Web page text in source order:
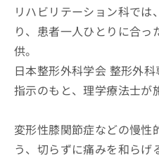
リハビリテーション科では
り、患者一人ひとりに合
供。
日本整形外科学会 整形外
指示のもと、理学療法士が
変形性膝関節症などの慢性
う、切らずに痛みを和ら